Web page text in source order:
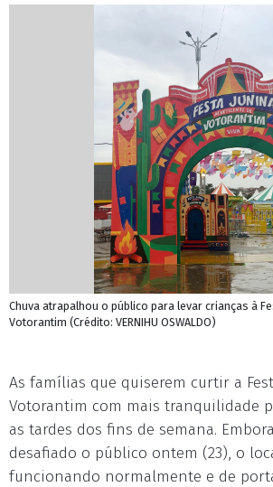
Chuva atrapalhou o público para levar crianças à
Votorantim (Crédito: VERNIHU OSWALDO)
As famílias que quiserem curtir a
Votorantim com mais tranquilidade
as tardes dos fins de semana.
desafiado o público ontem (23), o
funcionando normalmente e de